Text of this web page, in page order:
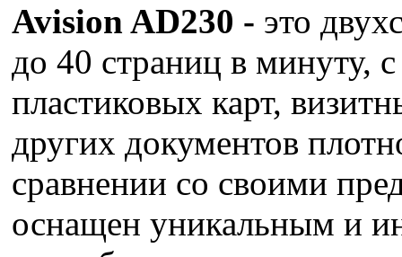
Avision AD230 - это
до 40 страниц в минуту,
пластиковых карт,
других документов
сравнении со своими
оснащен уникальным и